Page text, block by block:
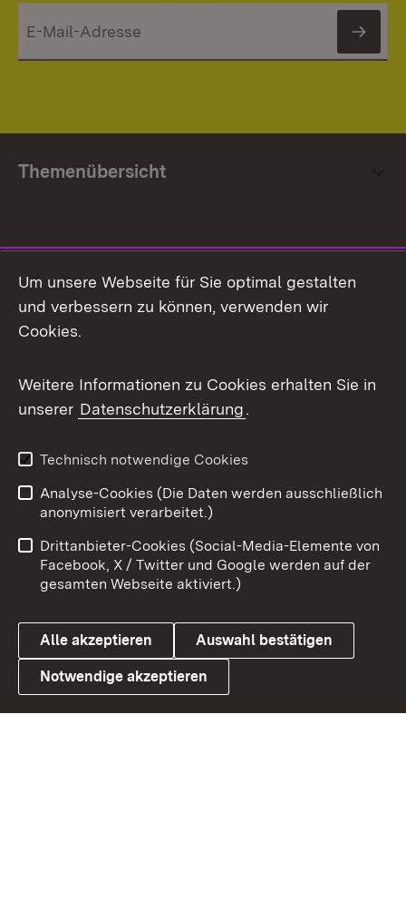
Themenübersicht
Facebook
X / Twitter
Youtube
Link zum Landesportal
Impressum
Kontakt
Barrierefreiheit
Datenschutz
Cookies
Um unsere Webseite für Sie optimal gestalten
und verbessern zu können, verwenden wir
Cookies.
Weitere Informationen zu Cookies erhalten Sie in
unserer Datenschutzerklärung.
Technisch notwendige Cookies
Analyse-Cookies (Die Daten werden ausschließlich
anonymisiert verarbeitet.)
Drittanbieter-Cookies (Social-Media-Elemente von
Facebook, X / Twitter und Google werden auf der
gesamten Webseite aktiviert.)
Alle akzeptieren Auswahl bestätigen
Notwendige akzeptieren